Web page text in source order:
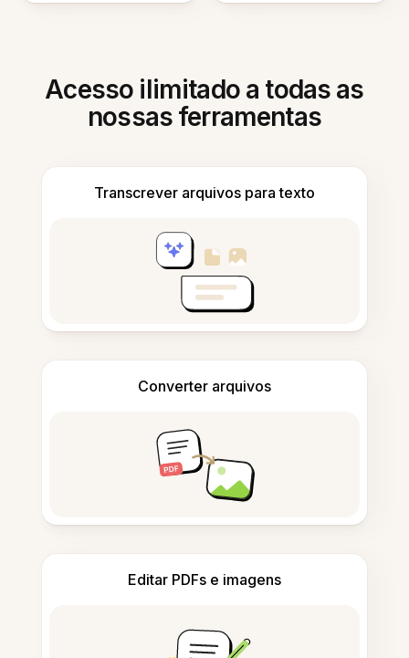
Acesso ilimitado a todas as
nossas ferramentas
Transcrever arquivos para texto
Converter arquivos
Editar PDFs e imagens